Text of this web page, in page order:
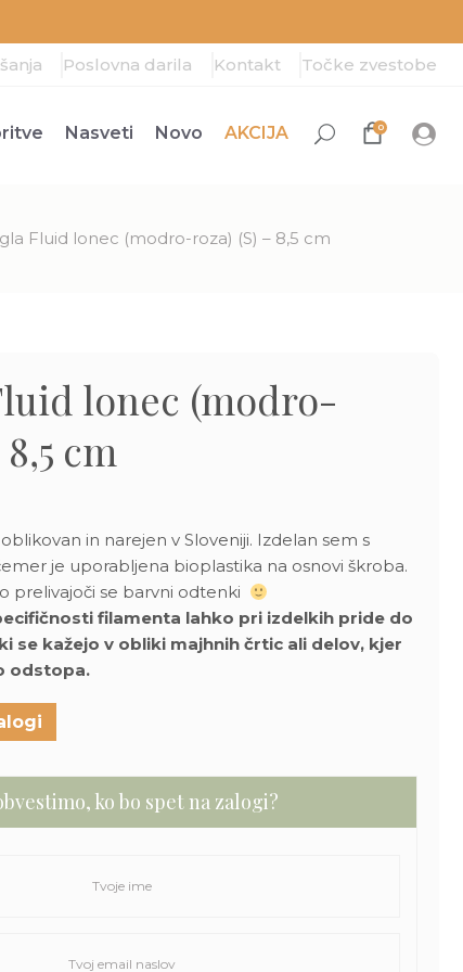
Poslovna darila Kontakt Točke zvestobe
Nasveti Novo AKCIJA 0
Fluid lonec (modro-roza) (S) – 8,5 cm
lonec (modro-
cm
in narejen v Sloveniji. Izdelan sem s
je uporabljena bioplastika na osnovi škroba.
prelivajoči se barvni odtenki
filamenta lahko pri izdelkih pride do
se kažejo v obliki majhnih črtic ali delov, kjer
odstopa.
ko bo spet na zalogi?